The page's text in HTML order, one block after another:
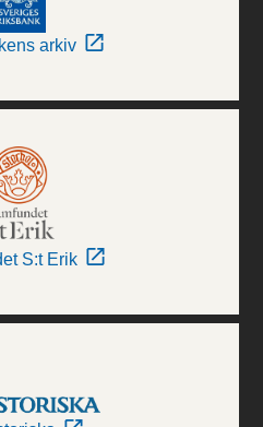
arkiv
S:t Erik